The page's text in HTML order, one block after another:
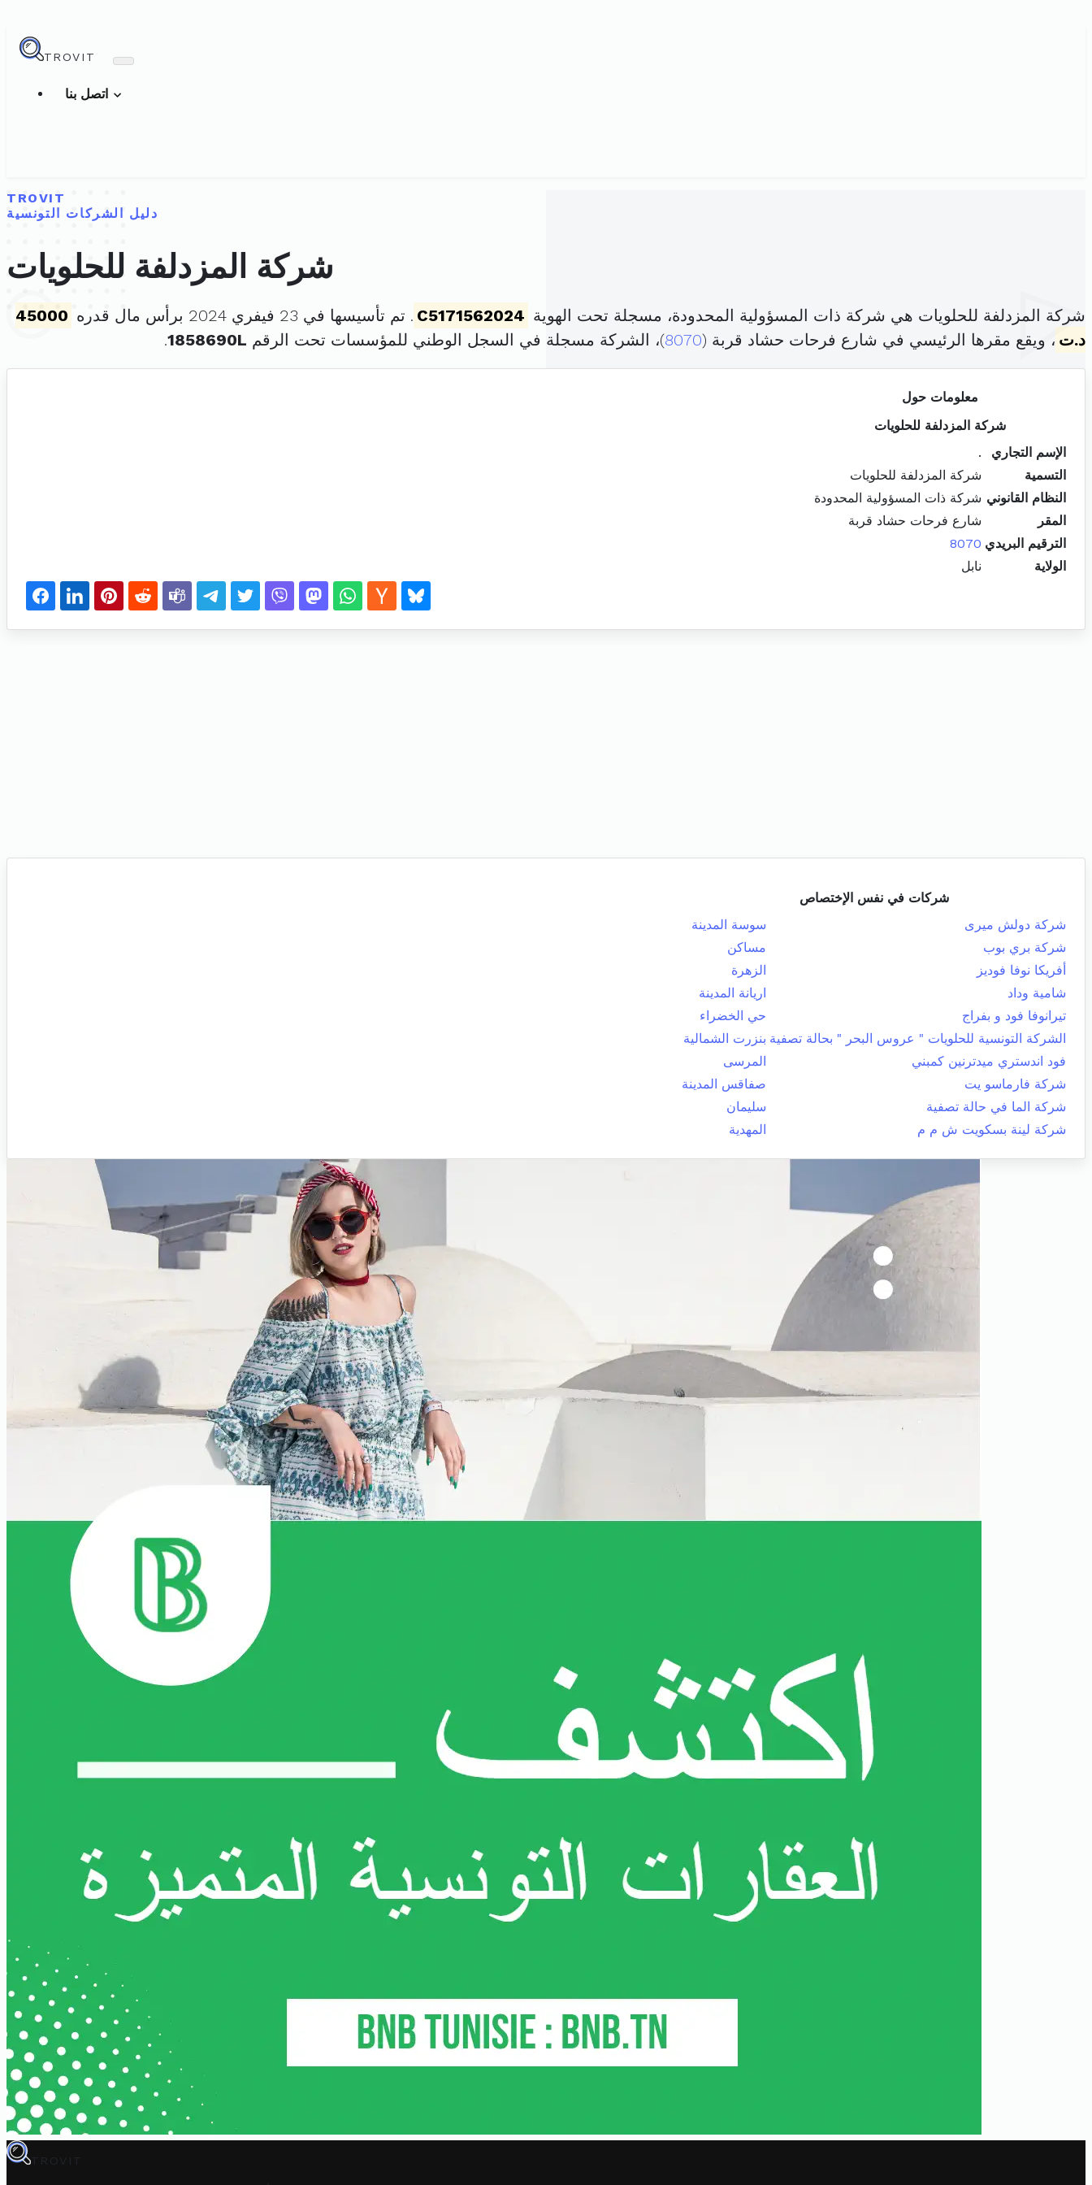
TROVIT
TROVIT
دليل الشركات التونسية
شركة المزدلفة للحلويات
شركة المزدلفة للحلويات هي شركة ذات المسؤولية المحدودة، مسجلة تحت الهوية C5171562024 . تم تأسيسها في 23 فيفري 2024 برأس مال قدره
45000
د.ت ، ويقع مقرها الرئيسي في شارع فرحات حشاد قربة (8070)، الشركة مسجلة في السجل الوطني للمؤسسات تحت الرقم 1858690L
.
معلومات حول
شركة المزدلفة للحلويات
الإسم التجاري
.
التسمية
شركة المزدلفة للحلويات
النظام القانوني شركة ذات المسؤولية المحدودة
المقر
شارع فرحات حشاد قربة
الترقيم البريدي 8070
الولاية
نابل
شركات في نفس الإختصاص
شركة دولش ميرى
سوسة المدينة
شركة بري بوب
مساكن
أفريكا نوفا فوديز
الزهرة
شامية وداد
اريانة المدينة
تيرانوفا فود و بفراج
حي الخضراء
الشركة التونسية للحلويات " عروس البحر " بحالة تصفية بنزرت الشمالية
فود اندستري ميدترنين كمبني
المرسى
شركة فارماسو يت
صفاقس المدينة
شركة الما في حالة تصفية
سليمان
شركة لينة بسكويت ش م م
المهدية
TROVIT